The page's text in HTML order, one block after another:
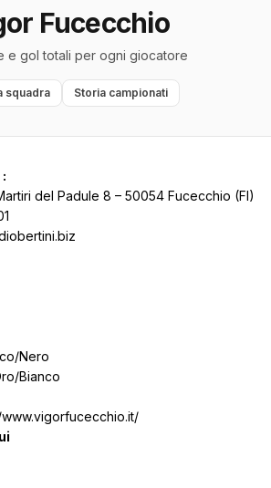
Fucecchio
e gol totali per ogni giocatore
squadra Storia campionati
del Padule 8 – 50054 Fucecchio (FI)
Nero
Bianco